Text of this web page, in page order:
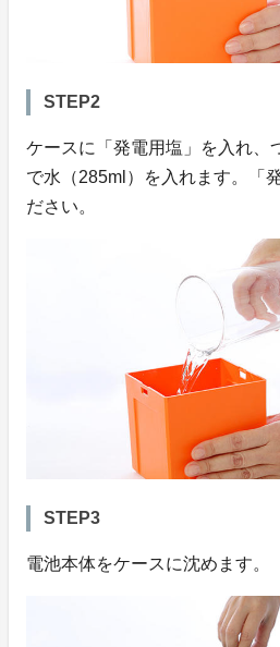
STEP2
ケースに「発電用塩」を入れ、
で水（285ml）を入れます。「
ださい。
STEP3
電池本体をケースに沈めます。